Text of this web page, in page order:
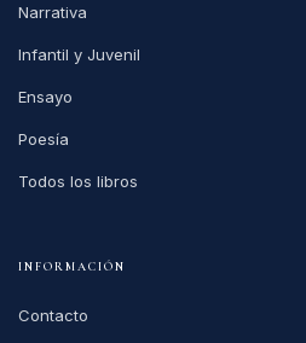
Narrativa
Infantil y Juvenil
Ensayo
Poesía
Todos los libros
INFORMACIÓN
Contacto